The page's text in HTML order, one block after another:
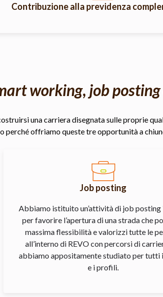
Contribuzione alla previdenza
working, job
una carriera disegnata sulle proprie
perché offriamo queste tre opportunità a
Job posting
Abbiamo istituito un’attività di job posting
per favorire l’apertura di una strada che
massima flessibilità e valorizzi tutte le
all’interno di REVO con percorsi di
abbiamo appositamente studiato per tutti
e i profili.